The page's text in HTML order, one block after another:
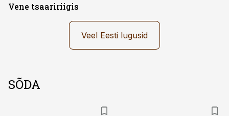
Vene tsaaririigis
Veel Eesti lugusid
SÕDA